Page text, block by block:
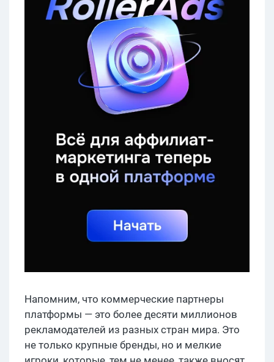
Напомним, что коммерческие партнеры
платформы — это более десяти миллионов
рекламодателей из разных стран мира. Это
не только крупные бренды, но и мелкие